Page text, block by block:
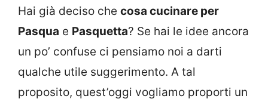
Hai già deciso che cosa cucinare per
Pasqua e Pasquetta? Se hai le idee ancora
un po’ confuse ci pensiamo noi a darti
qualche utile suggerimento. A tal
proposito, quest’oggi vogliamo proporti un